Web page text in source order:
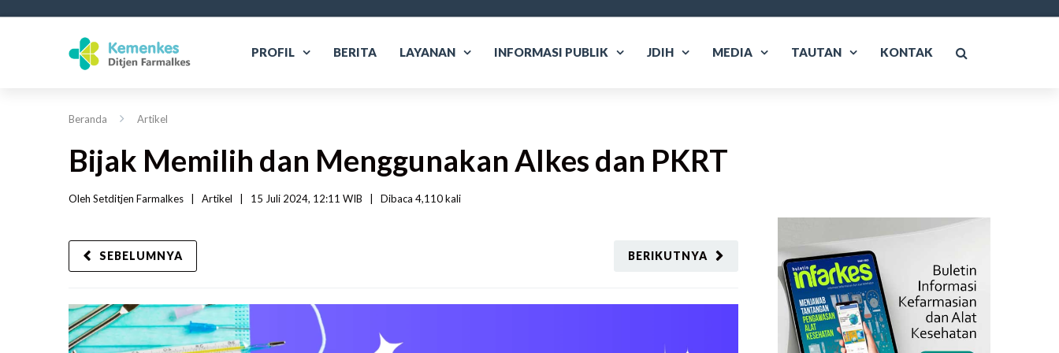
PROFIL BERITA LAYANAN INFORMASI PUBLIK JDIH MEDIA TAUTAN KONTAK
Beranda Artikel
Bijak Memilih dan Menggunakan Alkes dan PKRT
Oleh Setditjen Farmalkes Artikel 15 Juli 2024, 12:11 WIB Dibaca 4,110 kali
BERIKUTNYA
SEBELUMNYA